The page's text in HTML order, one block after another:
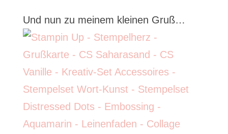
Und nun zu meinem kleinen Gruß…